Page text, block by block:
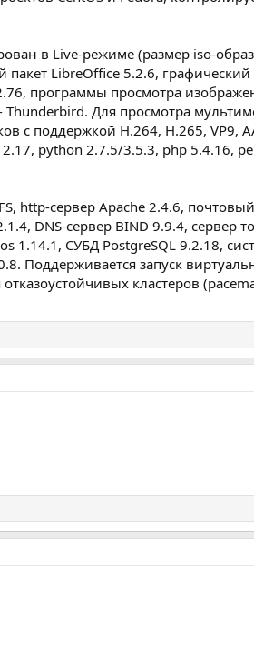
в Live-режиме (размер iso-
LibreOffice 5.2.6, графический
программы просмотра
- Thunderbird. Для просмотра
с поддержкой H.264, H.265, VP9,
python 2.7.5/3.5.3, php 5.4.16,
http-сервер Apache 2.4.6,
DNS-сервер BIND 9.9.4, сервер
1.14.1, СУБД PostgreSQL 9.2.18,
Поддерживается запуск
кластеров